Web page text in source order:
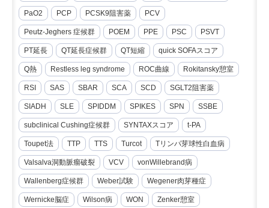
PaO2 PCP PCSK9阻害薬 PCV
Peutz-Jeghers 症候群 POEM PPE PSC PSVT
PT延長 QT延長症候群 QT短縮 quick SOFAスコア
Q熱 Restless leg syndrome ROC曲線 Rokitansky憩室
RSI SAS SBAR SCA SCD SGLT2阻害薬
SIADH SLE SPIDDM SPIKES SPN SSBE
subclinical Cushing症候群 SYNTAXスコア t-PA
Toupet法 TTP TTS Turcot Tリンパ芽球性白血病
Valsalva洞動脈瘤破裂 VCV vonWillebrand病
Wallenberg症候群 Weber試験 Wegener肉芽種症
Wernicke脳症 Wilson病 WON Zenker憩室